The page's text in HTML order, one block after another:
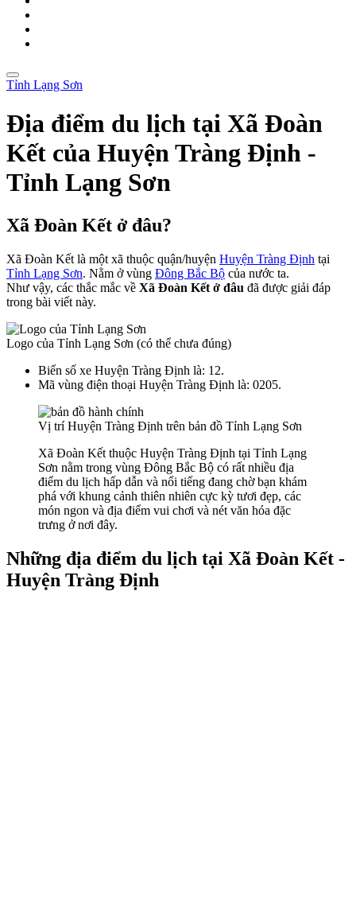
Tỉnh Lạng Sơn
Địa điểm du lịch tại Xã Đoàn
Kết của Huyện Tràng Định -
Tỉnh Lạng Sơn
Xã Đoàn Kết ở đâu?
Xã Đoàn Kết là một xã thuộc quận/huyện Huyện Tràng Định tại
Tỉnh Lạng Sơn. Nằm ở vùng Đông Bắc Bộ của nước ta.
Như vậy, các thắc mắc về Xã Đoàn Kết ở đâu đã được giải đáp
trong bài viết này.
Logo của Tỉnh Lạng Sơn (có thể chưa đúng)
Biển số xe Huyện Tràng Định là: 12.
Mã vùng điện thoại Huyện Tràng Định là: 0205.
Vị trí Huyện Tràng Định trên bản đồ Tỉnh Lạng Sơn
Xã Đoàn Kết thuộc Huyện Tràng Định tại Tỉnh Lạng
Sơn nằm trong vùng Đông Bắc Bộ có rất nhiều địa
điểm du lịch hấp dẫn và nổi tiếng đang chờ bạn khám
phá với khung cảnh thiên nhiên cực kỳ tươi đẹp, các
món ngon và địa điểm vui chơi và nét văn hóa đặc
trưng ở nơi đây.
Những địa điểm du lịch tại Xã Đoàn Kết -
Huyện Tràng Định